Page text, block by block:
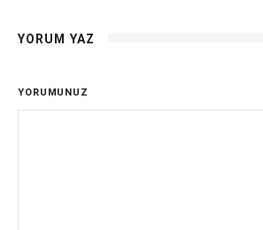
YORUM YAZ
YORUMUNUZ